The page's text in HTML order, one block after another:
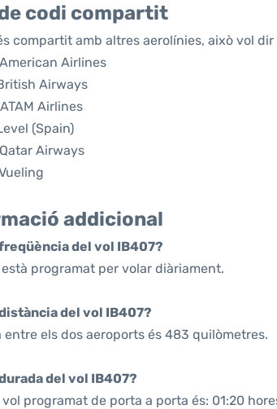
codi compartit
compartit amb altres aerolínies, això vol
Airlines
Airways
Airlines
(Spain)
Airways
addicional
del vol IB407?
està programat per volar diàriament.
del vol IB407?
entre els dos aeroports és 483 quilòmetres.
del vol IB407?
programat de porta a porta és: 01:20